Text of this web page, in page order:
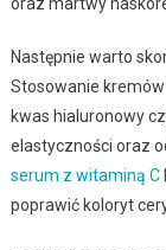
Następnie warto
Stosowanie
kwas hialuronowy
elastyczności oraz
serum z witaminą C
poprawić koloryt